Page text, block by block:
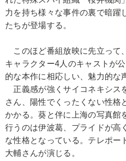
力を持ち様々な事件の裏で暗躍
たちが登場する。
このほど番組放映に先立って
キャラクター4人のキャストが
的な本作に相応しい、魅力的な
正義感が強くサイコネキシス
さん、陽性でくったくない性格
かかる。葵と伴に上海の写真館
行うのは伊波葛、プライドが高
な性格となっている。テレポー
大輔さんが演じる。